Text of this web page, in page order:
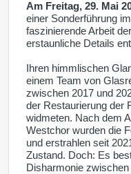
Am Freitag, 29. Mai
einer Sonderführung
faszinierende Arbeit
erstaunliche Details
Ihren himmlischen
einem Team von
zwischen 2017 und
der Restaurierung der
widmeten. Nach dem
Westchor wurden die
und erstrahlen seit
Zustand. Doch: Es
Disharmonie